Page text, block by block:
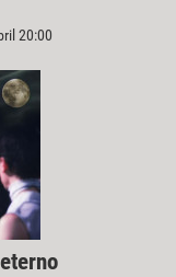
20:00